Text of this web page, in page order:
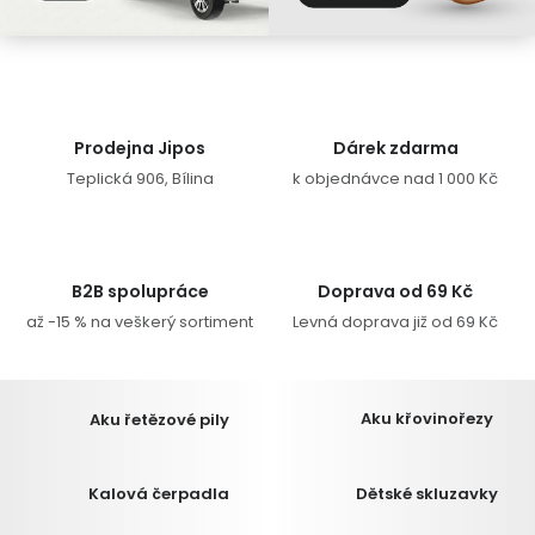
Vánoce
Výprodej
Jaký je aktuální stav mé objednávky?
Prodejna Jipos
Teplická 906, Bílina
Dárek zdarma
k objednávce nad 1 000 Kč
B2B spolupráce
až -15 % na veškerý sortiment
Doprava od 69 Kč
Levná doprava již od 69 Kč
Aku řetězové pily Aku křovinořezy
Kalová čerpadla Dětské skluzavky